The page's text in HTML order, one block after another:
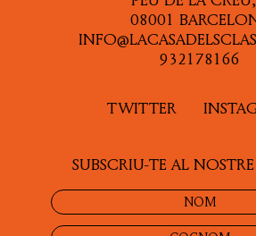
TWITTER
08001
932178166
SUBSCRIU-TE AL